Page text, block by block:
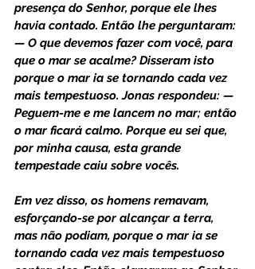
presença do Senhor, porque ele lhes
havia contado. Então lhe perguntaram:
— O que devemos fazer com você, para
que o mar se acalme? Disseram isto
porque o mar ia se tornando cada vez
mais tempestuoso. Jonas respondeu: —
Peguem-me e me lancem no mar; então
o mar ficará calmo. Porque eu sei que,
por minha causa, esta grande
tempestade caiu sobre vocês.
Em vez disso, os homens remavam,
esforçando-se por alcançar a terra,
mas não podiam, porque o mar ia se
tornando cada vez mais tempestuoso